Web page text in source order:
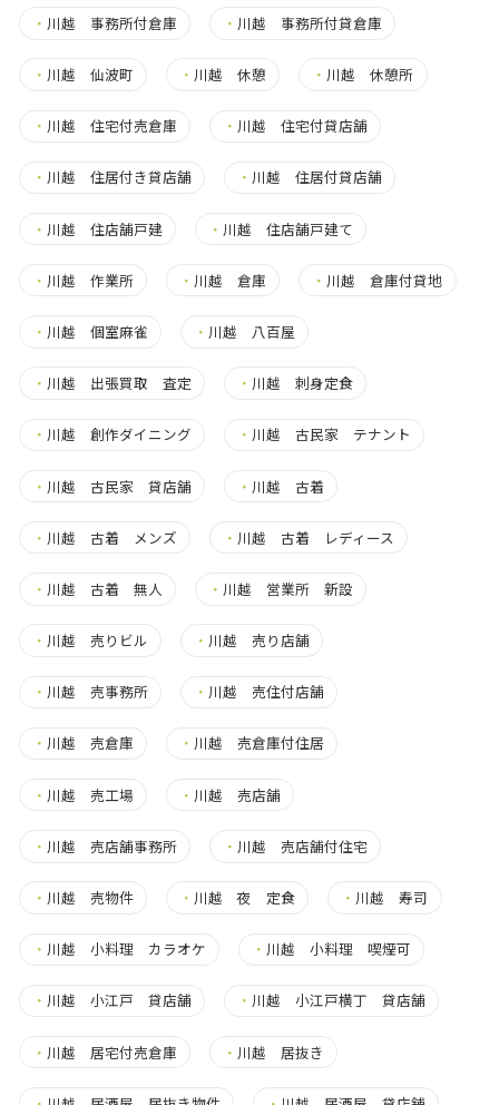
・ 川越 事務所付倉庫 ・ 川越 事務所付貸倉庫
・ 川越 仙波町 ・ 川越 休憩 ・ 川越 休憩所
・ 川越 住宅付売倉庫 ・ 川越 住宅付貸店舗
・ 川越 住居付き貸店舗 ・ 川越 住居付貸店舗
・ 川越 住店舗戸建 ・ 川越 住店舗戸建て
・ 川越 作業所 ・ 川越 倉庫 ・ 川越 倉庫付貸地
・ 川越 個室麻雀 ・ 川越 八百屋
・ 川越 出張買取 査定 ・ 川越 刺身定食
・ 川越 創作ダイニング ・ 川越 古民家 テナント
・ 川越 古民家 貸店舗 ・ 川越 古着
・ 川越 古着 メンズ ・ 川越 古着 レディース
・ 川越 古着 無人 ・ 川越 営業所 新設
・ 川越 売りビル ・ 川越 売り店舗
・ 川越 売事務所 ・ 川越 売住付店舗
・ 川越 売倉庫 ・ 川越 売倉庫付住居
・ 川越 売工場 ・ 川越 売店舗
・ 川越 売店舗事務所 ・ 川越 売店舗付住宅
・ 川越 売物件 ・ 川越 夜 定食 ・ 川越 寿司
・ 川越 小料理 カラオケ ・ 川越 小料理 喫煙可
・ 川越 小江戸 貸店舗 ・ 川越 小江戸横丁 貸店舗
・ 川越 居宅付売倉庫 ・ 川越 居抜き